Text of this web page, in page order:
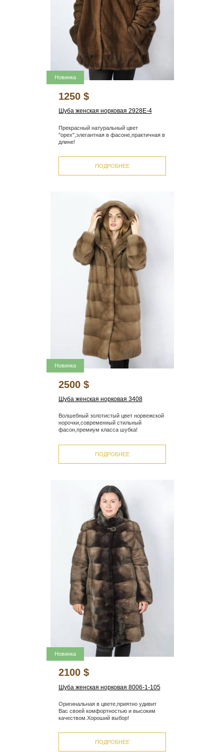
Новинка
1250 $
Шуба женская норковая 2928E-4
Прекрасный натуральный цвет
"орех",элегантная в фасоне,практичная в
длине!
ПОДРОБНЕЕ
Новинка
2500 $
Шуба женская норковая 3408
Волшебный золотистый цвет норвежской
норочки,современный стильный
фасон,премиум класса шубка!
ПОДРОБНЕЕ
Новинка
2100 $
Шуба женская норковая 8006-1-105
Оригинальная в цвете,приятно удивит
Вас своей комфортностью и высоким
качеством.Хороший выбор!
ПОДРОБНЕЕ